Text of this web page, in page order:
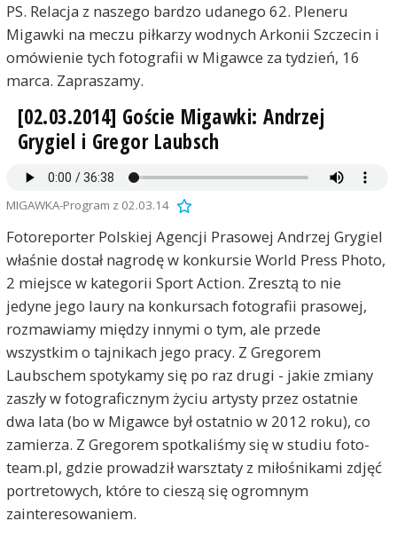
PS. Relacja z naszego bardzo udanego 62. Pleneru
Migawki na meczu piłkarzy wodnych Arkonii Szczecin i
omówienie tych fotografii w Migawce za tydzień, 16
marca. Zapraszamy.
[02.03.2014] Goście Migawki: Andrzej
Grygiel i Gregor Laubsch
MIGAWKA-Program z 02.03.14
Fotoreporter Polskiej Agencji Prasowej Andrzej Grygiel
właśnie dostał nagrodę w konkursie World Press Photo,
2 miejsce w kategorii Sport Action. Zresztą to nie
jedyne jego laury na konkursach fotografii prasowej,
rozmawiamy między innymi o tym, ale przede
wszystkim o tajnikach jego pracy. Z Gregorem
Laubschem spotykamy się po raz drugi - jakie zmiany
zaszły w fotograficznym życiu artysty przez ostatnie
dwa lata (bo w Migawce był ostatnio w 2012 roku), co
zamierza. Z Gregorem spotkaliśmy się w studiu foto-
team.pl, gdzie prowadził warsztaty z miłośnikami zdjęć
portretowych, które to cieszą się ogromnym
zainteresowaniem.